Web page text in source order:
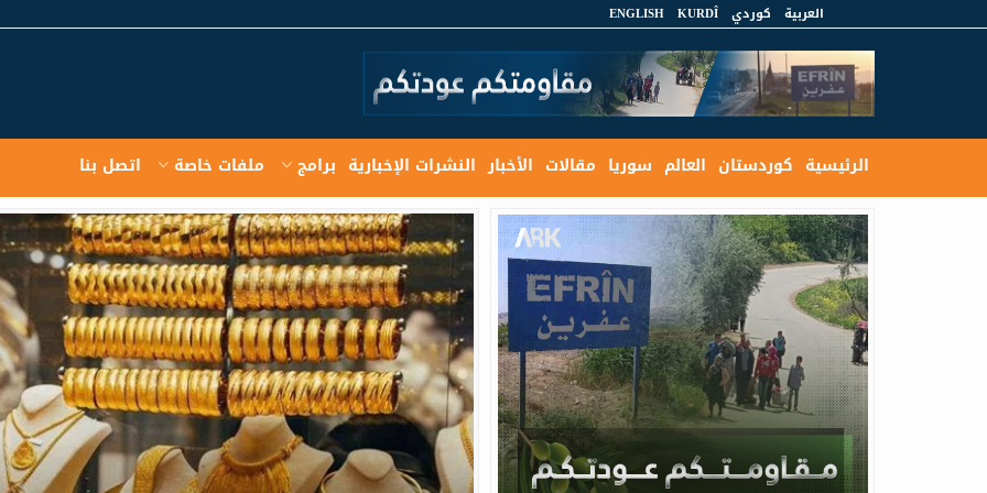
العربية كوردي KURDÎ
ENGLISH
الرئيسية كوردستان العالم سوريا مقالات الأخبار النشرات الإخبارية برامج ملفات خاصة اتصل بنا